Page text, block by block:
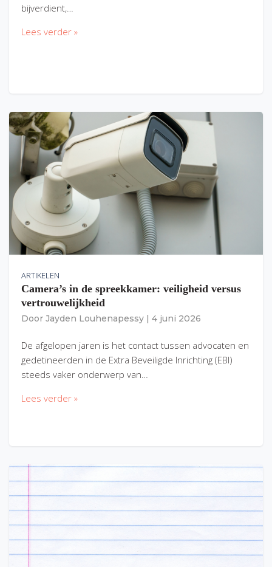
bijverdient,…
Lees verder »
ARTIKELEN
Camera’s in de spreekkamer: veiligheid versus
vertrouwelijkheid
Door Jayden Louhenapessy 4 juni 2026
De afgelopen jaren is het contact tussen advocaten en
gedetineerden in de Extra Beveiligde Inrichting (EBI)
steeds vaker onderwerp van…
Lees verder »